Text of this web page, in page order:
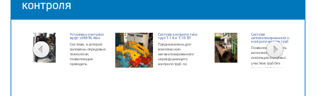
контроля
Установка контроля
муфт «УМПК-4м»
Система, в которой
заложены передовые
технологии,
позволяющие
проводить
Система контроля тела
труб Т-18 и Т-18 ВТ
Предназначена для
комплексного
автоматизированного
неразрушающего
контроля труб по
Система
автоматизированного
контроля концов труб
Позволяет проводить
качественную
инспекцию концевых
участков труб без
замены отдельных